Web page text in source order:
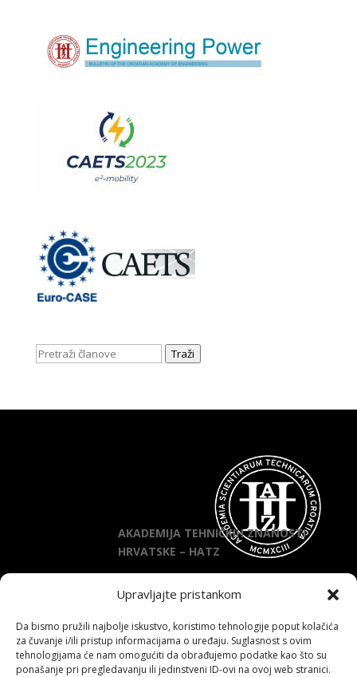
Upravljajte pristankom
Da bismo pružili najbolje iskustvo, koristimo tehnologije poput kolačića
za čuvanje i/ili pristup informacijama o uređaju. Suglasnost s ovim
tehnologijama će nam omogućiti da obrađujemo podatke kao što su
ponašanje pri pregledavanju ili jedinstveni ID-ovi na ovoj web stranici.
Traži
AKADEMIJA TEHNIČKIH ZNANOSTI
HRVATSKE – HATZ
E-adresa: hatz@hatz.hr